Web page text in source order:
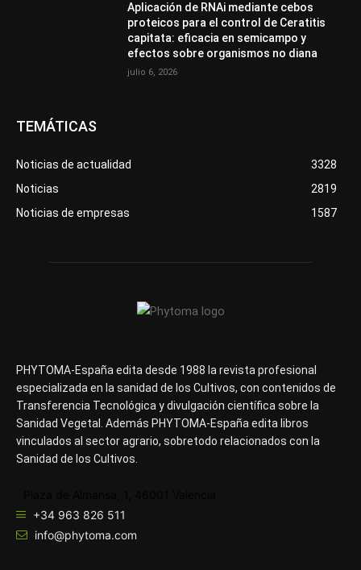
Aplicación de RNAi mediante cebos
proteicos para el control de Ceratitis
capitata: eficacia en semicampo y
efectos sobre organismos no diana
julio 6, 2026
TEMÁTICAS
Noticias de actualidad
3328
Noticias
2819
Noticias de empresas
1587
PHYTOMA-España edita desde 1988 la revista profesional
especializada en la sanidad de los Cultivos, con contenidos de
Transferencia Tecnológica y divulgación científica sobre la
Sanidad Vegetal. Además PHYTOMA-España edita libros
vinculados al sector agrario, sobretodo relacionados con la
Sanidad de los Cultivos.
+34 963 826 511
info@phytoma.com